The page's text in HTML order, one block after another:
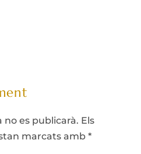
no es publicarà. Els
marcats amb *